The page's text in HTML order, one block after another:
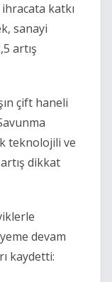
katkı
sanayi
artış
çift haneli
teknolojili ve
dikkat
devam
kaydetti: